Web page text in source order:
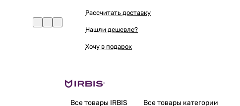
Рассчитать доставку
Нашли дешевле?
Хочу в подарок
Все товары IRBIS Все товары категории